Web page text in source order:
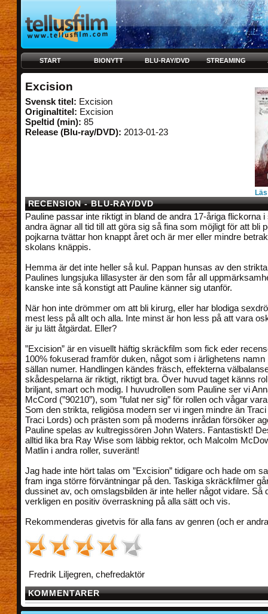
START BIONYTT BLU-RAY/DVD STREAMING
Excision
Svensk titel: Excision
Originaltitel: Excision
Speltid (min): 85
Release (Blu-ray/DVD): 2013-01-23
RECENSION - BLU-RAY/DVD
Pauline passar inte riktigt in bland de andra 17-åriga flickorna
andra ägnar all tid till att göra sig så fina som möjligt för att bli
pojkarna tvättar hon knappt året och är mer eller mindre
skolans knäppis.
Hemma är det inte heller så kul. Pappan hunsas av den
Paulines lungsjuka lillasyster är den som får all
kanske inte så konstigt att Pauline känner sig utanför.
När hon inte drömmer om att bli kirurg, eller har blodiga
mest less på allt och alla. Inte minst är hon less på att vara
är ju lätt åtgärdat. Eller?
”Excision” är en visuellt häftig skräckfilm som fick eder
100% fokuserad framför duken, något som i ärlighetens namn
sällan numer. Handlingen kändes fräsch, effekterna
skådespelarna är riktigt, riktigt bra. Över huvud taget känns
briljant, smart och modig. I huvudrollen som Pauline ser vi
McCord (”90210”), som ”fulat ner sig” för rollen och vågar
Som den strikta, religiösa modern ser vi ingen mindre än
Traci Lords) och prästen som på moderns inrådan försöker
Pauline spelas av kultregissören John Waters. Fantastiskt!
alltid lika bra Ray Wise som läbbig rektor, och Malcolm
Matlin i andra roller, suveränt!
Jag hade inte hört talas om ”Excision” tidigare och hade om
fram inga större förväntningar på den. Taskiga skräckfilmer
dussinet av, och omslagsbilden är inte heller något vidare. Så
verkligen en positiv överraskning på alla sätt och vis.
Rekommenderas givetvis för alla fans av genren (och er
Fredrik Liljegren, chefredaktör
KOMMENTARER